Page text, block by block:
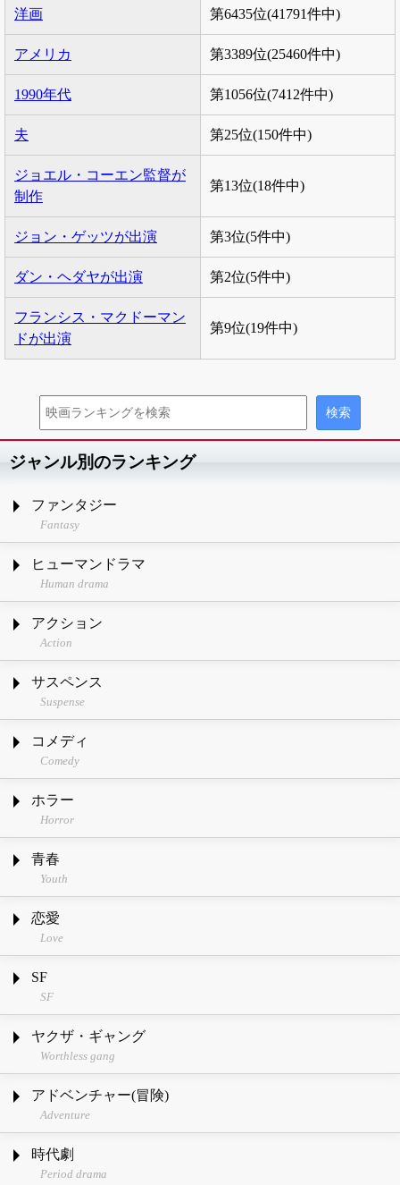
洋画 第6435位(41791件中)
アメリカ 第3389位(25460件中)
1990年代 第1056位(7412件中)
夫 第25位(150件中)
ジョエル・コーエン監督が
制作
第13位(18件中)
ジョン・ゲッツが出演 第3位(5件中)
ダン・ヘダヤが出演 第2位(5件中)
フランシス・マクドーマン
ドが出演
第9位(19件中)
ジャンル別のランキング
ファンタジー
Fantasy
ヒューマンドラマ
Human drama
アクション
Action
サスペンス
Suspense
コメディ
Comedy
ホラー
Horror
青春
Youth
恋愛
Love
SF
SF
ヤクザ・ギャング
Worthless gang
アドベンチャー(冒険)
Adventure
時代劇
Period drama